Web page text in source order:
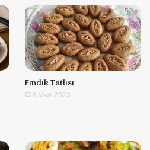
Fındık Tatlısı
8 Mart 2023